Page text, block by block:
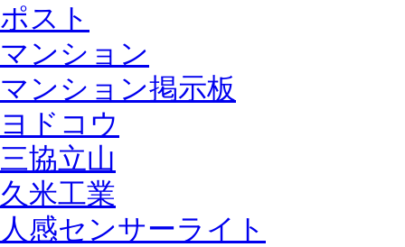
ポスト
マンション
マンション掲示板
ヨドコウ
三協立山
久米工業
人感センサーライト